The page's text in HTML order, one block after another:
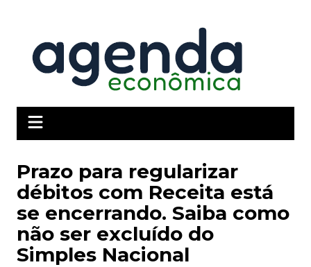
conteúdo
Prazo para regularizar
débitos com Receita está
se encerrando. Saiba como
não ser excluído do
Simples Nacional